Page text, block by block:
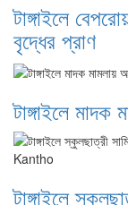
টাঙ্গাইলে
বৃদ্ধের প্রাণ
টাঙ্গাইলে মাদক
টাঙ্গাইলে